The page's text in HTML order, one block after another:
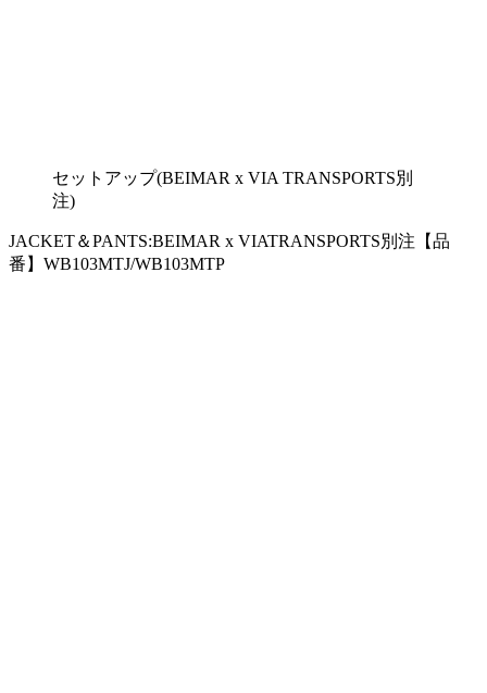
セットアップ(BEIMAR x VIA TRANSPORTS別
注)
JACKET＆PANTS:BEIMAR x VIATRANSPORTS別注【品
番】WB103MTJ/WB103MTP